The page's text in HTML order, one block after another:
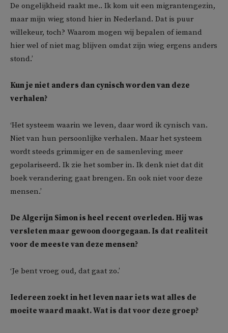
De ongelijkheid raakt me.. Ik kom uit een migrantengezin,
maar mijn wieg stond hier in Nederland. Dat is puur
willekeur, toch? Waarom mogen wij bepalen of iemand
hier wel of niet mag blijven omdat zijn wieg ergens anders
stond.’
Kun je niet anders dan cynisch worden van deze
verhalen?
‘Het systeem waarin we leven, daar word ik cynisch van.
Niet van hun persoonlijke verhalen. Maar het systeem
wordt steeds grimmiger en de samenleving meer
gepolariseerd. Ik zie het somber in. Ik denk niet dat dit
boek verandering gaat brengen. En ook niet voor deze
mensen.’
De Algerijn Simon is heel recent overleden. Hij was
versleten maar gewoon doorgegaan. Is dat realiteit
voor de meeste van deze mensen?
‘Je bent vroeg oud, dat gaat zo.’
Iedereen zoekt in het leven naar iets wat alles de
moeite waard maakt. Wat is dat voor deze groep?